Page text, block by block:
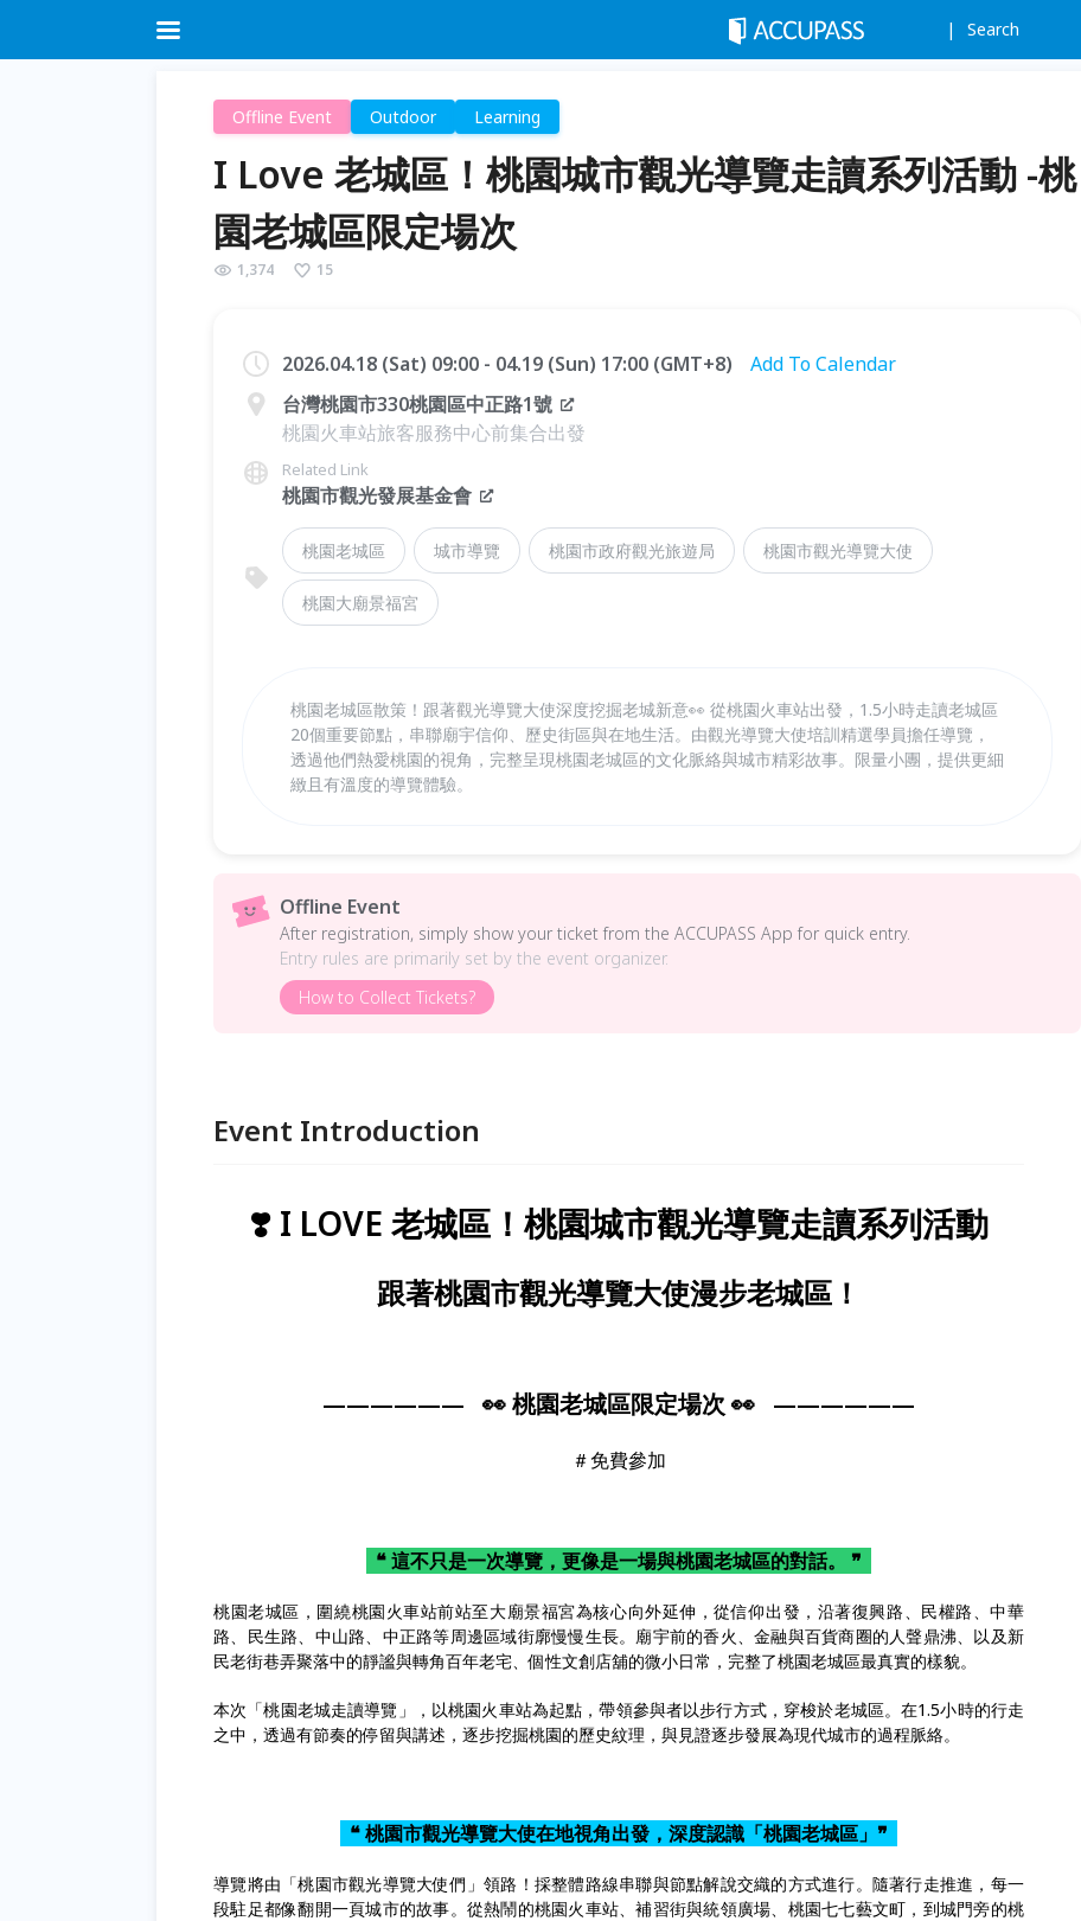
Search
Offline Event Outdoor Learning
I Love 老城區！桃園城市觀光導覽走讀系列活動 -桃
園老城區限定場次
1,374 15
2026.04.18 (Sat) 09:00 - 04.19 (Sun) 17:00 (GMT+8)
Add To Calendar
台灣桃園市330桃園區中正路1號
桃園火車站旅客服務中心前集合出發
Related Link
桃園市觀光發展基金會
桃園老城區 城市導覽 桃園市政府觀光旅遊局 桃園市觀光導覽大使
桃園大廟景福宮
桃園老城區散策！跟著觀光導覽大使深度挖掘老城新意👀 從桃園火車站出發，1.5小時走讀老城區
20個重要節點，串聯廟宇信仰、歷史街區與在地生活。由觀光導覽大使培訓精選學員擔任導覽，
透過他們熱愛桃園的視角，完整呈現桃園老城區的文化脈絡與城市精彩故事。限量小團，提供更細
緻且有溫度的導覽體驗。
Offline Event
After registration, simply show your ticket from the ACCUPASS App for quick entry.
Entry rules are primarily set by the event organizer.
How to Collect Tickets?
Event Introduction
❣️ I LOVE 老城區！桃園城市觀光導覽走讀系列活動
跟著桃園市觀光導覽大使漫步老城區！
—————— 👀 桃園老城區限定場次 👀 ——————
＃免費參加
❝ 這不只是一次導覽，更像是一場與桃園老城區的對話。 ❞
桃園老城區，圍繞桃園火車站前站至大廟景福宮為核心向外延伸，從信仰出發，沿著復興路、民權路、中華
路、民生路、中山路、中正路等周邊區域街廓慢慢生長。廟宇前的香火、金融與百貨商圈的人聲鼎沸、以及新
民老街巷弄聚落中的靜謐與轉角百年老宅、個性文創店舖的微小日常，完整了桃園老城區最真實的樣貌。
本次「桃園老城走讀導覽」，以桃園火車站為起點，帶領參與者以步行方式，穿梭於老城區。在1.5小時的行走
之中，透過有節奏的停留與講述，逐步挖掘桃園的歷史紋理，與見證逐步發展為現代城市的過程脈絡。
❝ 桃園市觀光導覽大使在地視角出發，深度認識「桃園老城區」❞
導覽將由「桃園市觀光導覽大使們」領路！採整體路線串聯與節點解說交織的方式進行。隨著行走推進，每一
段駐足都像翻開一頁城市的故事。從熱鬧的桃園火車站、補習街與統領廣場、桃園七七藝文町，到城門旁的桃